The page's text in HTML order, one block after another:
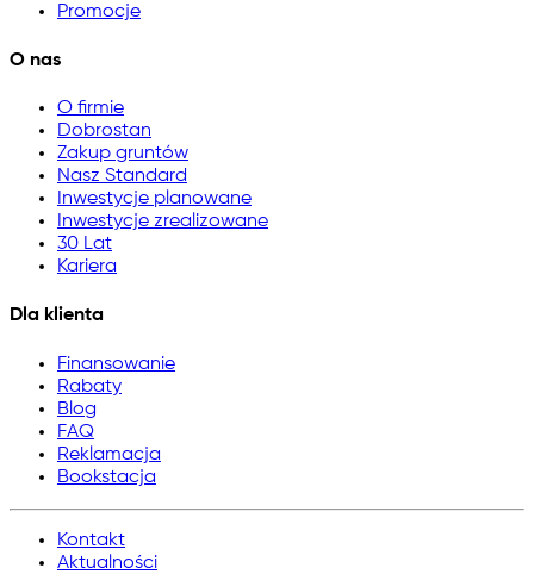
Promocje
O nas
O firmie
Dobrostan
Zakup gruntów
Nasz Standard
Inwestycje planowane
Inwestycje zrealizowane
30 Lat
Kariera
Dla klienta
Finansowanie
Rabaty
Blog
FAQ
Reklamacja
Bookstacja
Kontakt
Aktualności